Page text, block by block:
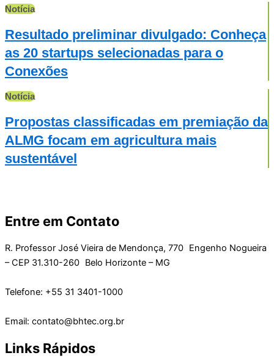
Notícia
Resultado preliminar divulgado: Conheça
as 20 startups selecionadas para o
Conexões
Notícia
Propostas classificadas em premiação da
ALMG focam em agricultura mais
sustentável
Entre em Contato
R. Professor José Vieira de Mendonça, 770 Engenho Nogueira
– CEP 31.310-260 Belo Horizonte – MG
Telefone: +55 31 3401-1000
Email: contato@bhtec.org.br
Links Rápidos